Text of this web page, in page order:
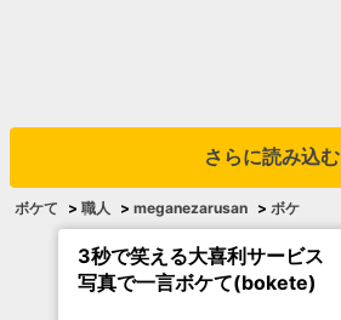
さらに読み込む
ボケて > 職人 > meganezarusan > ボケ
3秒で笑える大喜利サービス
写真で一言ボケて(bokete)